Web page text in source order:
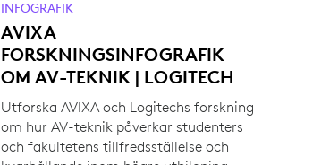
INFOGRAFIK
AVIXA
FORSKNINGSINFOGRAFIK
OM AV-TEKNIK | LOGITECH
Utforska AVIXA och Logitechs forskning
om hur AV-teknik påverkar studenters
och fakultetens tillfredsställelse och